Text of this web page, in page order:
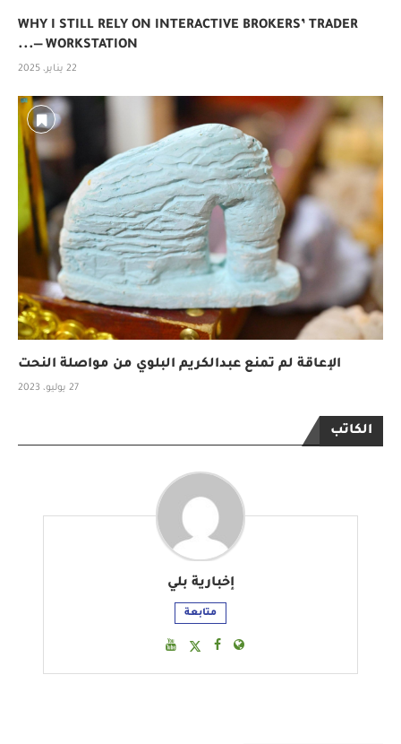
WHY I STILL RELY ON INTERACTIVE BROKERS’ TRADER
WORKSTATION —...
22 يناير، 2025
الإعاقة لم تمنع عبدالكريم البلوي من مواصلة النحت
27 يوليو، 2023
الكاتب
إخبارية بلي
متابعة